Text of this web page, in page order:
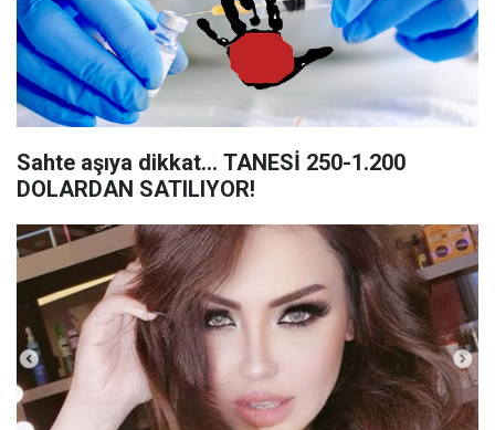
Sahte aşıya dikkat... TANESİ 250-1.200
DOLARDAN SATILIYOR!